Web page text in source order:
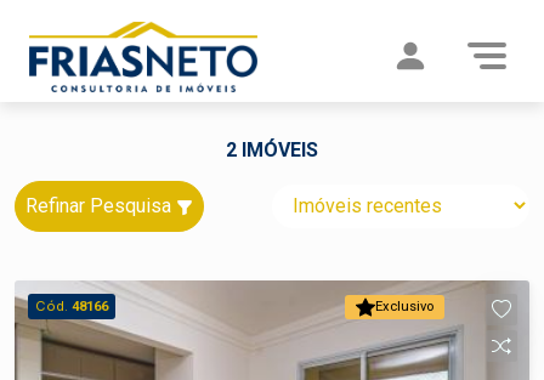
2 IMÓVEIS
Refinar Pesquisa
Exclusivo
Cód. 48166